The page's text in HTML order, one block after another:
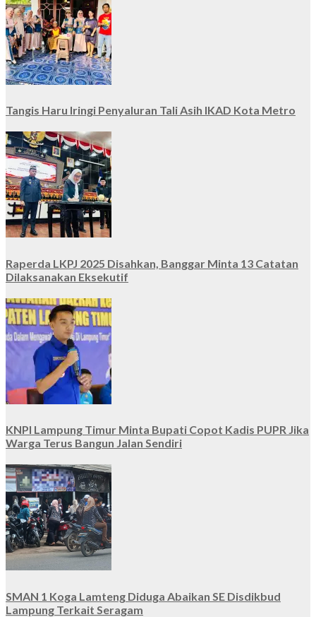
Tangis Haru Iringi Penyaluran Tali Asih IKAD Kota Metro
Raperda LKPJ 2025 Disahkan, Banggar Minta 13 Catatan
Dilaksanakan Eksekutif
KNPI Lampung Timur Minta Bupati Copot Kadis PUPR Jika
Warga Terus Bangun Jalan Sendiri
SMAN 1 Koga Lamteng Diduga Abaikan SE Disdikbud
Lampung Terkait Seragam